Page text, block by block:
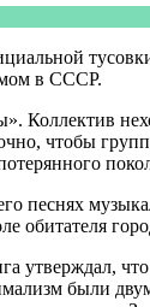
в СССР.
Коллектив
чтобы
песнях
обитателя
утверждал,
были